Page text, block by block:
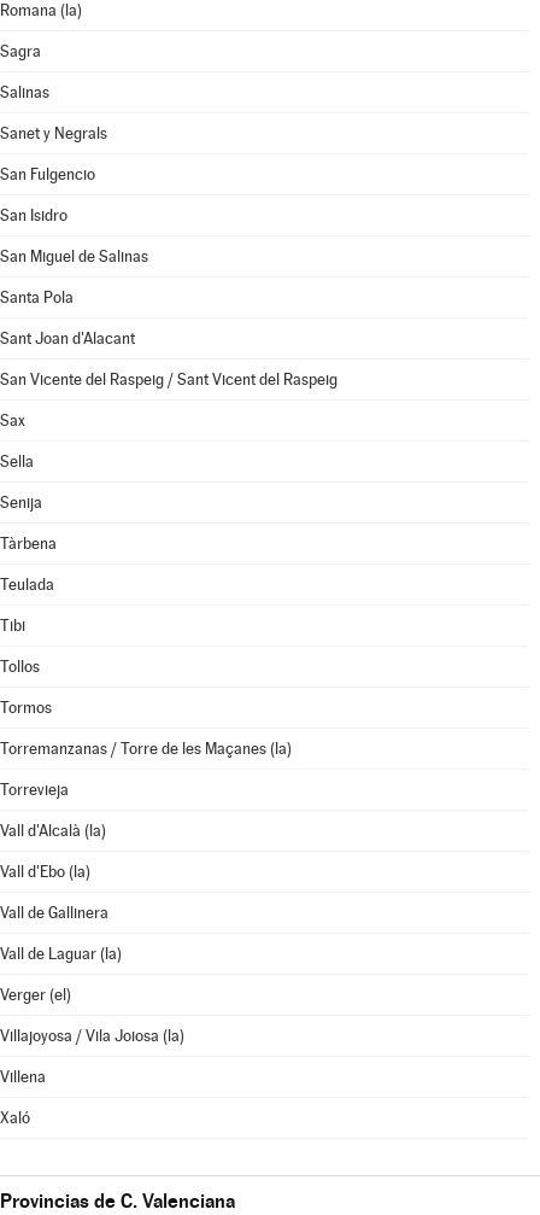
Romana (la)
Sagra
Salinas
Sanet y Negrals
San Fulgencio
San Isidro
San Miguel de Salinas
Santa Pola
Sant Joan d'Alacant
San Vicente del Raspeig / Sant Vicent del Raspeig
Sax
Sella
Senija
Tàrbena
Teulada
Tibi
Tollos
Tormos
Torremanzanas / Torre de les Maçanes (la)
Torrevieja
Vall d'Alcalà (la)
Vall d'Ebo (la)
Vall de Gallinera
Vall de Laguar (la)
Verger (el)
Villajoyosa / Vila Joiosa (la)
Villena
Xaló
Provincias de C. Valenciana